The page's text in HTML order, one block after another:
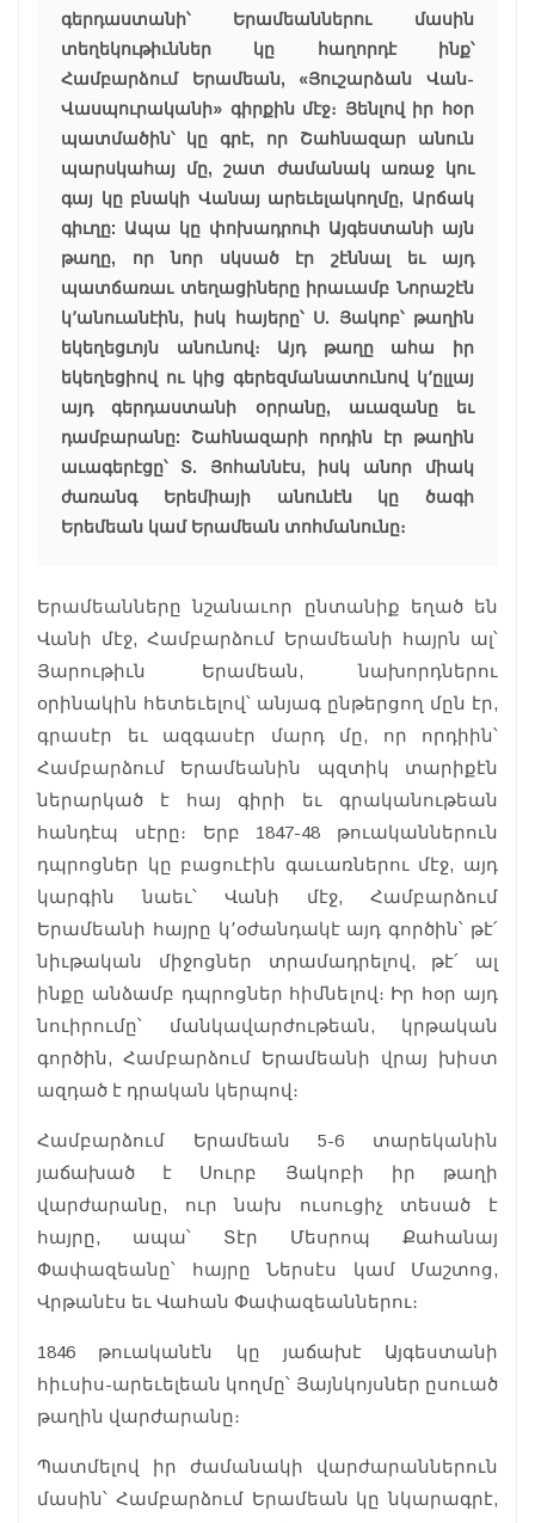
գերդաստանի՝ Երամեաններու մասին
տեղեկութիւններ կը հաղորդէ ինք՝
Համբարձում Երամեան, «Յուշարձան Վան-
Վասպուրականի» գիրքին մէջ։ Յենլով իր հօր
պատմածին՝ կը գրէ, որ Շահնազար անուն
պարսկահայ մը, շատ ժամանակ առաջ կու
գայ կը բնակի Վանայ արեւելակողմը, Արճակ
գիւղը: Ապա կը փոխադրուի Այգեստանի այն
թաղը, որ նոր սկսած էր շէննալ եւ այդ
պատճառաւ տեղացիները իրաւամբ Նորաշէն
կ՚անուանէին, իսկ հայերը՝ Ս. Յակոբ՝ թաղին
եկեղեցւոյն անունով։ Այդ թաղը ահա իր
եկեղեցիով ու կից գերեզմանատունով կ՚ըլլայ
այդ գերդաստանի օրրանը, աւազանը եւ
դամբարանը: Շահնազարի որդին էր թաղին
աւագերէցը՝ Տ. Յոհաննէս, իսկ անոր միակ
ժառանգ Երեմիայի անունէն կը ծագի
Երեմեան կամ Երամեան տոհմանունը։
Երամեանները նշանաւոր ընտանիք եղած են
Վանի մէջ, Համբարձում Երամեանի հայրն ալ՝
Յարութիւն Երամեան, նախորդներու
օրինակին հետեւելով՝ անյագ ընթերցող մըն էր,
գրասէր եւ ազգասէր մարդ մը, որ որդիին՝
Համբարձում Երամեանին պզտիկ տարիքէն
ներարկած է հայ գիրի եւ գրականութեան
հանդէպ սէրը։ Երբ 1847-48 թուականներուն
դպրոցներ կը բացուէին գաւառներու մէջ, այդ
կարգին նաեւ՝ Վանի մէջ, Համբարձում
Երամեանի հայրը կ՚օժանդակէ այդ գործին՝ թէ՛
նիւթական միջոցներ տրամադրելով, թէ՛ ալ
ինքը անձամբ դպրոցներ հիմնելով։ Իր հօր այդ
նուիրումը՝ մանկավարժութեան, կրթական
գործին, Համբարձում Երամեանի վրայ խիստ
ազդած է դրական կերպով։
Համբարձում Երամեան 5-6 տարեկանին
յաճախած է Սուրբ Յակոբի իր թաղի
վարժարանը, ուր նախ ուսուցիչ տեսած է
հայրը, ապա՝ Տէր Մեսրոպ Քահանայ
Փափազեանը՝ հայրը Ներսէս կամ Մաշտոց,
Վրթանէս եւ Վահան Փափազեաններու։
1846 թուականէն կը յաճախէ Այգեստանի
հիւսիս-արեւելեան կողմը՝ Յայնկոյսներ ըսուած
թաղին վարժարանը։
Պատմելով իր ժամանակի վարժարաններուն
մասին՝ Համբարձում Երամեան կը նկարագրէ,